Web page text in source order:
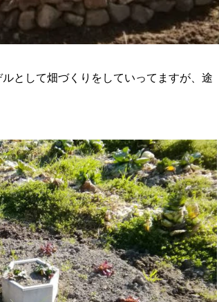
として畑づくりをしていってますが、途